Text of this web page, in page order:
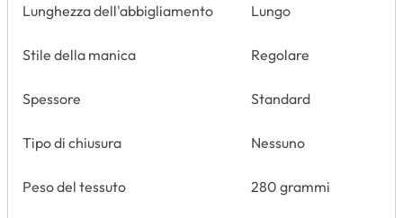
Lunghezza dell'abbigliamento Lungo
Stile della manica Regolare
Spessore Standard
Tipo di chiusura Nessuno
Peso del tessuto 280 grammi